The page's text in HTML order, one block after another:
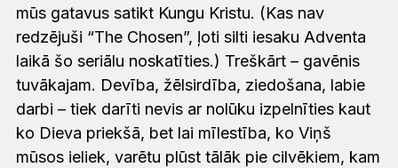
mūs gatavus satikt Kungu Kristu. (Kas nav
redzējuši “The Chosen”, ļoti silti iesaku Adventa
laikā šo seriālu noskatīties.) Treškārt – gavēnis
tuvākajam. Devība, žēlsirdība, ziedošana, labie
darbi – tiek darīti nevis ar nolūku izpelnīties kaut
ko Dieva priekšā, bet lai mīlestība, ko Viņš
mūsos ieliek, varētu plūst tālāk pie cilvēkiem, kam